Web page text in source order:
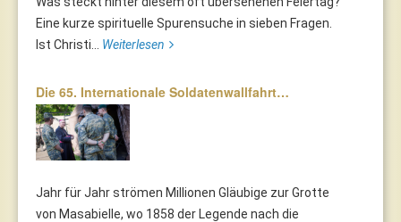
Eine kurze spirituelle Spurensuche in sieben Fragen.
Ist Christi... Weiterlesen
Die 65. Internationale Soldatenwallfahrt…
Jahr für Jahr strömen Millionen Gläubige zur Grotte
von Masabielle, wo 1858 der Legende nach die